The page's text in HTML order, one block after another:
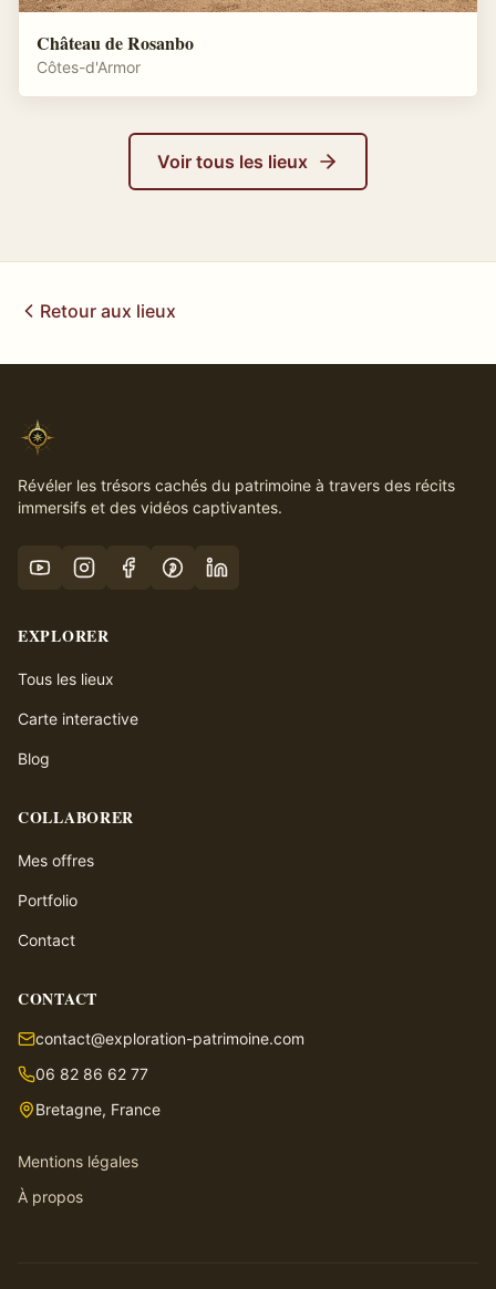
Château de Rosanbo
Côtes-d'Armor
Voir tous les lieux
Retour aux lieux
Révéler les trésors cachés du patrimoine à travers des récits
immersifs et des vidéos captivantes.
EXPLORER
Tous les lieux
Carte interactive
Blog
COLLABORER
Mes offres
Portfolio
Contact
CONTACT
contact@exploration-patrimoine.com
06 82 86 62 77
Bretagne, France
Mentions légales
À propos